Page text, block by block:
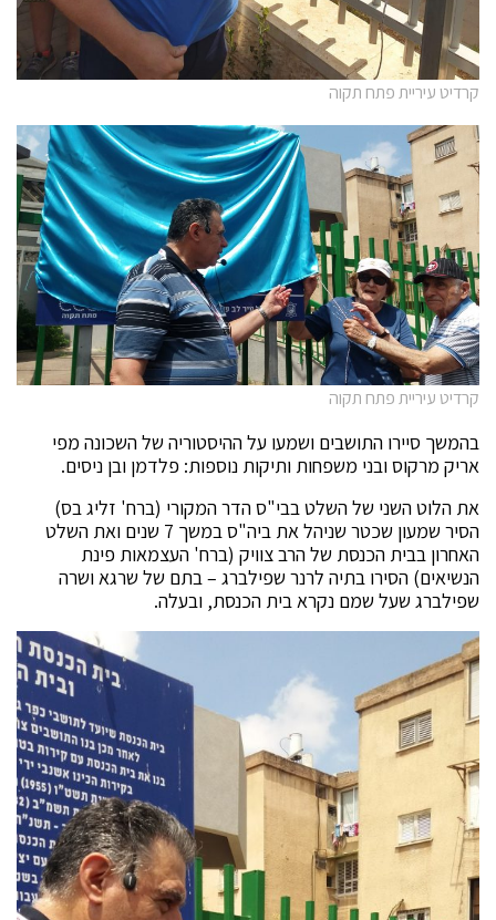
קרדיט עיריית פתח תקוה
קרדיט עיריית פתח תקוה
בהמשך סיירו התושבים ושמעו על ההיסטוריה של השכונה מפי
אריק מרקוס ובני משפחות ותיקות נוספות: פלדמן ובן ניסים.
את הלוט השני של השלט בבי"ס הדר המקורי (ברח' זליג בס)
הסיר שמעון שכטר שניהל את ביה"ס במשך 7 שנים ואת השלט
האחרון בבית הכנסת של הרב צוויק (ברח' העצמאות פינת
הנשיאים) הסירו בתיה לרנר שפילברג – בתם של שרגא ושרה
שפילברג שעל שמם נקרא בית הכנסת, ובעלה.